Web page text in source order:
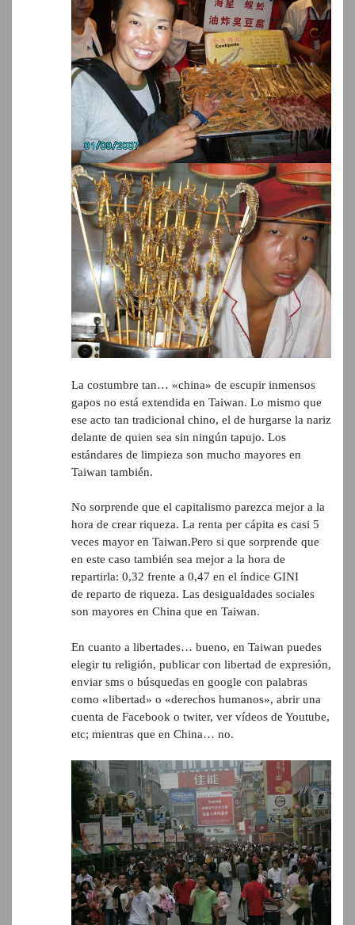
La costumbre tan… «china» de escupir inmensos
gapos no está extendida en Taiwan. Lo mismo que
ese acto tan tradicional chino, el de hurgarse la nariz
delante de quien sea sin ningún tapujo. Los
estándares de limpieza son mucho mayores en
Taiwan también.
No sorprende que el capitalismo parezca mejor a la
hora de crear riqueza. La renta per cápita es casi 5
veces mayor en Taiwan.Pero si que sorprende que
en este caso también sea mejor a la hora de
repartirla: 0,32 frente a 0,47 en el índice GINI
de reparto de riqueza. Las desigualdades sociales
son mayores en China que en Taiwan.
En cuanto a libertades… bueno, en Taiwan puedes
elegir tu religión, publicar con libertad de expresión,
enviar sms o búsquedas en google con palabras
como «libertad» o «derechos humanos», abrir una
cuenta de Facebook o twiter, ver vídeos de Youtube,
etc; mientras que en China… no.